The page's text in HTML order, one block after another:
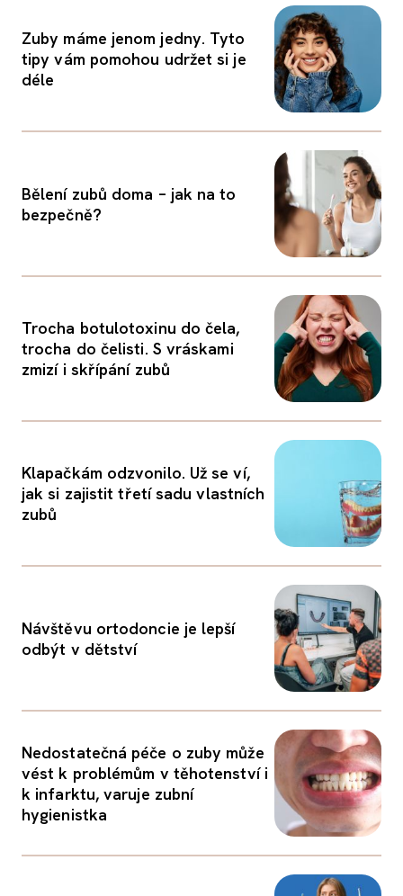
Zuby máme jenom jedny. Tyto
tipy vám pomohou udržet si je
déle
Bělení zubů doma – jak na to
bezpečně?
Trocha botulotoxinu do čela,
trocha do čelisti. S vráskami
zmizí i skřípání zubů
Klapačkám odzvonilo. Už se ví,
jak si zajistit třetí sadu vlastních
zubů
Návštěvu ortodoncie je lepší
odbýt v dětství
Nedostatečná péče o zuby může
vést k problémům v těhotenství i
k infarktu, varuje zubní
hygienistka